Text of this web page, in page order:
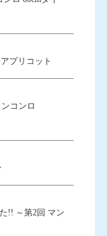
プリコット
コンロ
!! ～第2回 マン